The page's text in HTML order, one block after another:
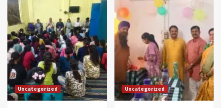
Uncategorized Uncategorized